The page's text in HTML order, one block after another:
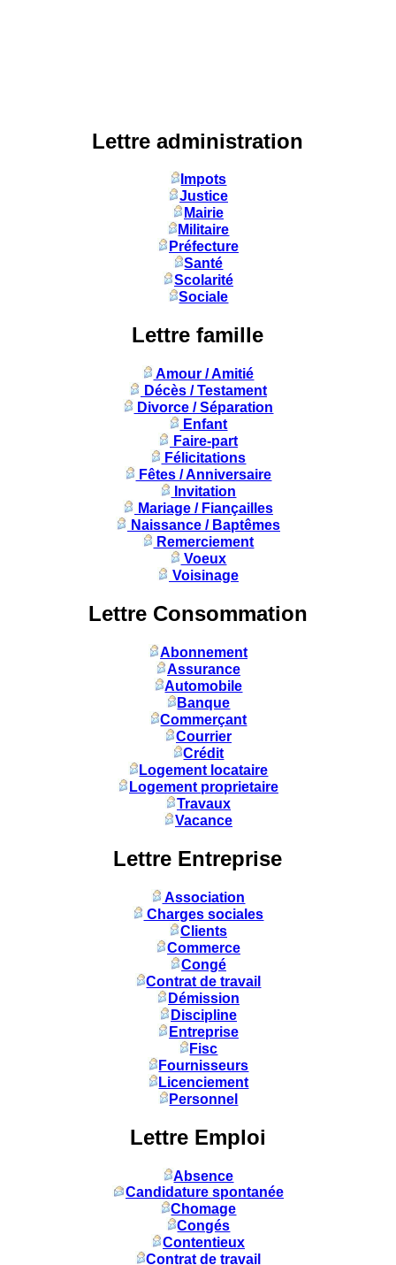
Lettre administration
Impots
Justice
Mairie
Militaire
Préfecture
Santé
Scolarité
Sociale
Lettre famille
Amour / Amitié
Décès / Testament
Divorce / Séparation
Enfant
Faire-part
Félicitations
Fêtes / Anniversaire
Invitation
Mariage / Fiançailles
Naissance / Baptêmes
Remerciement
Voeux
Voisinage
Lettre Consommation
Abonnement
Assurance
Automobile
Banque
Commerçant
Courrier
Crédit
Logement locataire
Logement proprietaire
Travaux
Vacance
Lettre Entreprise
Association
Charges sociales
Clients
Commerce
Congé
Contrat de travail
Démission
Discipline
Entreprise
Fisc
Fournisseurs
Licenciement
Personnel
Lettre Emploi
Absence
Candidature spontanée
Chomage
Congés
Contentieux
Contrat de travail